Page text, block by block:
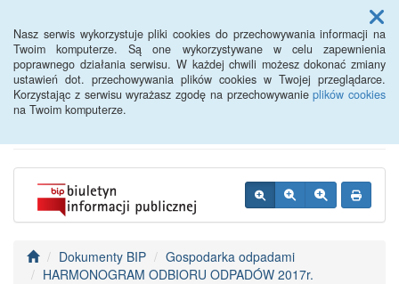
Nasz serwis wykorzystuje pliki cookies do przechowywania informacji na
Twoim komputerze. Są one wykorzystywane w celu zapewnienia
poprawnego działania serwisu. W każdej chwili możesz dokonać zmiany
ustawień dot. przechowywania plików cookies w Twojej przeglądarce.
Korzystając z serwisu wyrażasz zgodę na przechowywanieplików cookies
na Twoim komputerze.
Menu
BIP - Urząd Miejski
Wyśmierzyce
Dokumenty BIP
Gospodarka odpadami
HARMONOGRAM ODBIORU ODPADÓW 2017r.